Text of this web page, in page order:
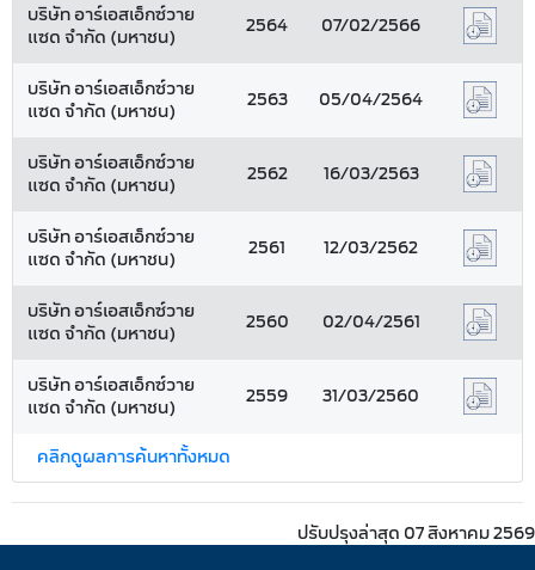
บริษัท อาร์เอสเอ็กซ์วาย
แซด จำกัด (มหาชน)
2564 07/02/2566
บริษัท อาร์เอสเอ็กซ์วาย
แซด จำกัด (มหาชน)
2563 05/04/2564
บริษัท อาร์เอสเอ็กซ์วาย
แซด จำกัด (มหาชน)
2562 16/03/2563
บริษัท อาร์เอสเอ็กซ์วาย
แซด จำกัด (มหาชน)
2561 12/03/2562
บริษัท อาร์เอสเอ็กซ์วาย
แซด จำกัด (มหาชน)
2560 02/04/2561
บริษัท อาร์เอสเอ็กซ์วาย
แซด จำกัด (มหาชน)
2559 31/03/2560
คลิกดูผลการค้นหาทั้งหมด
ปรับปรุงล่าสุด 07 สิงหาคม 2569